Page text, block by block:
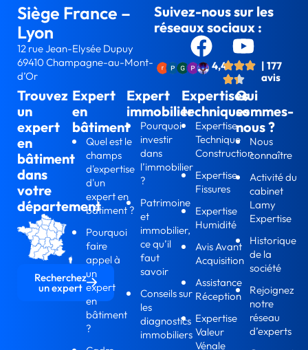
Siège France –
Lyon
12 rue Jean-Elysée Dupuy
69410 Champagne-au-Mont-
d’Or
Suivez-nous sur les
réseaux sociaux :
4,4
| 177
avis
Expert
en
bâtiment
Quel est le
champs
d'expertise
d'un
expert en
bâtiment ?
Pourquoi
faire
appel à
un
expert
en
bâtiment
?
Expert
immobilier
Pourquoi
investir
dans
l’immobilier
?
Patrimoine
et
immobilier,
ce qu’il
faut
savoir
Conseils sur
les
diagnostics
immobiliers
Expertises
techniques
Expertise
Technique
Construction
Expertise
Fissures
Expertise
Humidité
Avis Avant
Acquisition
Assistance
Réception
Expertise
Valeur
Vénale
Qui
sommes-
nous ?
Nous
connaître
Activité du
cabinet
Lamy
Expertise
Historique
de la
société
Rejoignez
notre
réseau
d’experts
Trouvez
un
expert
en
bâtiment
dans
votre
département
Recherchez
un expert